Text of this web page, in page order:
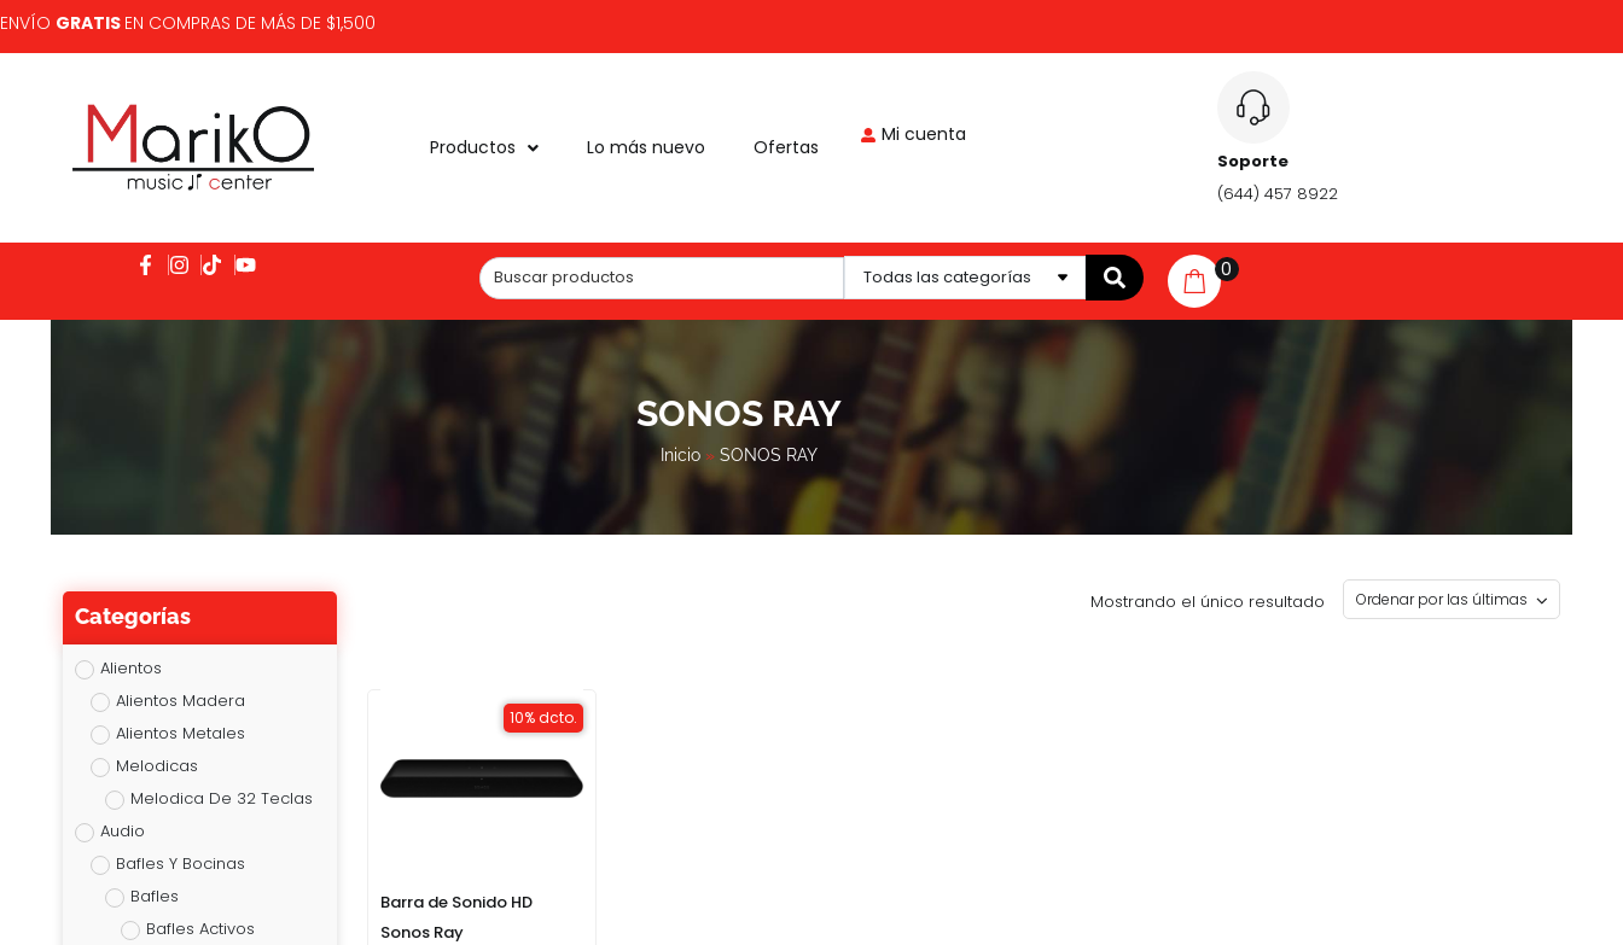
ENVÍO GRATIS EN COMPRAS DE MÁS DE $1,500
Productos Lo más nuevo Ofertas
Mi cuenta
Soporte
(644) 457 8922
Todas las categorías 0
SONOS RAY
Inicio » SONOS RAY
Categorías
Alientos
Alientos Madera
Alientos Metales
Melodicas
Melodica De 32 Teclas
Audio
Bafles Y Bocinas
Bafles
Bafles Activos
Mostrando el único resultado
10% dcto.
Barra de Sonido HD
Sonos Ray